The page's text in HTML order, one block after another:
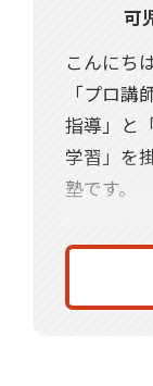
可
こんにち
「プロ
指導」と
学習」を
塾です。
80分集中
になった
た、あん